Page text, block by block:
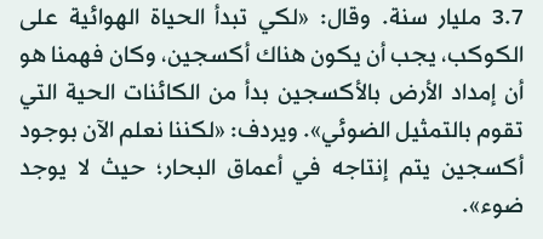
3.7 مليار سنة. وقال: «لكي تبدأ الحياة الهوائية على
الكوكب، يجب أن يكون هناك أكسجين، وكان فهمنا هو
أن إمداد الأرض بالأكسجين بدأ من الكائنات الحية التي
تقوم بالتمثيل الضوئي». ويردف: «لكننا نعلم الآن بوجود
أكسجين يتم إنتاجه في أعماق البحار؛ حيث لا يوجد
ضوء».